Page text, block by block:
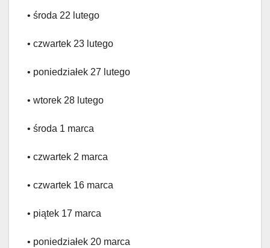
• środa 22 lutego
• czwartek 23 lutego
• poniedziałek 27 lutego
• wtorek 28 lutego
• środa 1 marca
• czwartek 2 marca
• czwartek 16 marca
• piątek 17 marca
• poniedziałek 20 marca